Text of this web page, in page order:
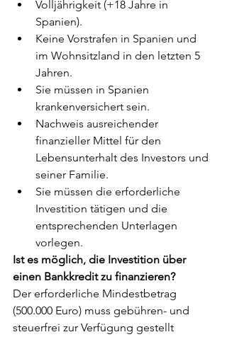
Volljährigkeit (+18 Jahre in
Spanien).
Keine Vorstrafen in Spanien und
im Wohnsitzland in den letzten 5
Jahren.
Sie müssen in Spanien
krankenversichert sein.
Nachweis ausreichender
finanzieller Mittel für den
Lebensunterhalt des Investors und
seiner Familie.
Sie müssen die erforderliche
Investition tätigen und die
entsprechenden Unterlagen
vorlegen.
Ist es möglich, die Investition über
einen Bankkredit zu finanzieren?
Der erforderliche Mindestbetrag
(500.000 Euro) muss gebühren- und
steuerfrei zur Verfügung gestellt